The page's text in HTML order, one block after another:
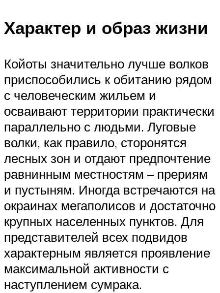
Характер и образ жизни
Койоты значительно лучше волков
приспособились к обитанию рядом
с человеческим жильем и
осваивают территории практически
параллельно с людьми. Луговые
волки, как правило, сторонятся
лесных зон и отдают предпочтение
равнинным местностям – прериям
и пустыням. Иногда встречаются на
окраинах мегаполисов и достаточно
крупных населенных пунктов. Для
представителей всех подвидов
характерным является проявление
максимальной активности с
наступлением сумрака.